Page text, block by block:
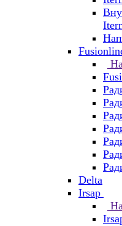
Delta
Irsap